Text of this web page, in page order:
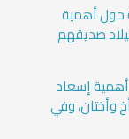
حول أهمية
صديقهم
إسعاد
وأختان، وفي